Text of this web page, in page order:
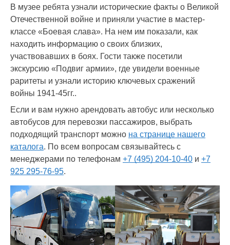
В музее ребята узнали исторические факты о Великой
Отечественной войне и приняли участие в мастер-
классе «Боевая слава». На нем им показали, как
находить информацию о своих близких,
участвовавших в боях. Гости также посетили
экскурсию «Подвиг армии», где увидели военные
раритеты и узнали историю ключевых сражений
войны 1941-45гг..
Если и вам нужно арендовать автобус или несколько
автобусов для перевозки пассажиров, выбрать
подходящий транспорт можно на странице нашего
каталога. По всем вопросам связывайтесь с
менеджерами по телефонам +7 (495) 204-10-40 и +7
925 295-76-95.